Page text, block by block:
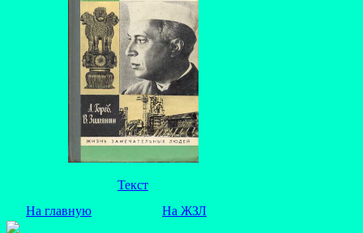
Текст
На главную
На ЖЗЛ